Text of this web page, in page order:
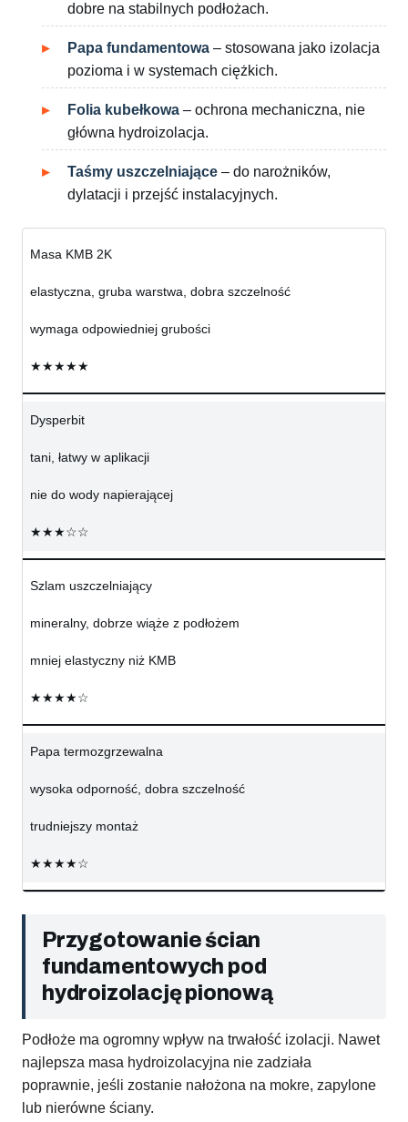
dobre na stabilnych podłożach.
Papa fundamentowa – stosowana jako izolacja
pozioma i w systemach ciężkich.
Folia kubełkowa – ochrona mechaniczna, nie
główna hydroizolacja.
Taśmy uszczelniające – do narożników,
dylatacji i przejść instalacyjnych.
Masa KMB 2K
elastyczna, gruba warstwa, dobra szczelność
wymaga odpowiedniej grubości
★★★★★
Dysperbit
tani, łatwy w aplikacji
nie do wody napierającej
★★★☆☆
Szlam uszczelniający
mineralny, dobrze wiąże z podłożem
mniej elastyczny niż KMB
★★★★☆
Papa termozgrzewalna
wysoka odporność, dobra szczelność
trudniejszy montaż
★★★★☆
Przygotowanie ścian
fundamentowych pod
hydroizolację pionową
Podłoże ma ogromny wpływ na trwałość izolacji. Nawet
najlepsza masa hydroizolacyjna nie zadziała
poprawnie, jeśli zostanie nałożona na mokre, zapylone
lub nierówne ściany.